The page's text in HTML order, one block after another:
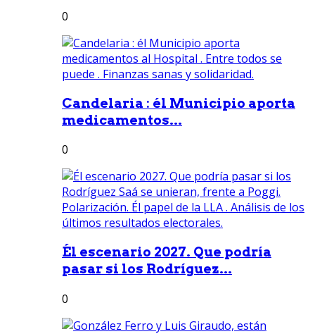
0
Candelaria : él Municipio aporta
medicamentos...
0
Él escenario 2027. Que podría
pasar si los Rodríguez...
0